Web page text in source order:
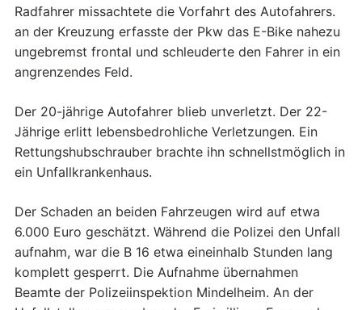
Radfahrer missachtete die Vorfahrt des Autofahrers.
an der Kreuzung erfasste der Pkw das E-Bike nahezu
ungebremst frontal und schleuderte den Fahrer in ein
angrenzendes Feld.
Der 20-jährige Autofahrer blieb unverletzt. Der 22-
Jährige erlitt lebensbedrohliche Verletzungen. Ein
Rettungshubschrauber brachte ihn schnellstmöglich in
ein Unfallkrankenhaus.
Der Schaden an beiden Fahrzeugen wird auf etwa
6.000 Euro geschätzt. Während die Polizei den Unfall
aufnahm, war die B 16 etwa eineinhalb Stunden lang
komplett gesperrt. Die Aufnahme übernahmen
Beamte der Polizeiinspektion Mindelheim. An der